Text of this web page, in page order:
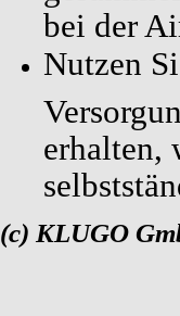
bei der
Nutzen
erhalten,
(c) KLUGO